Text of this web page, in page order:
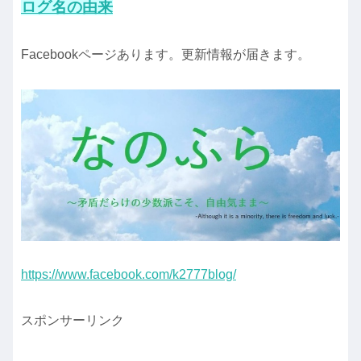
ログ名の由来
Facebookページあります。更新情報が届きます。
https://www.facebook.com/k2777blog/
スポンサーリンク